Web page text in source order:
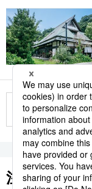
注目のキー